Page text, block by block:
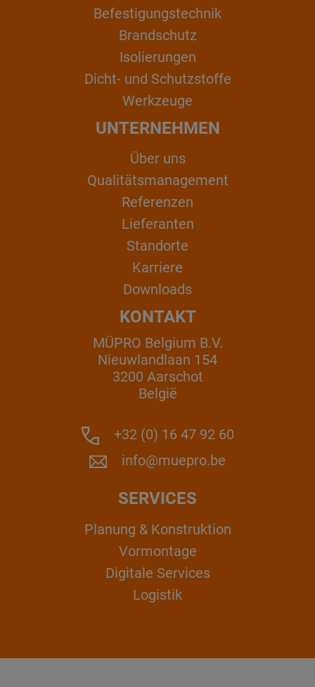
Befestigungstechnik
Brandschutz
Isolierungen
Dicht- und Schutzstoffe
Werkzeuge
UNTERNEHMEN
Über uns
Qualitätsmanagement
Referenzen
Lieferanten
Standorte
Karriere
Downloads
KONTAKT
MÜPRO Belgium B.V.
Nieuwlandlaan 154
3200 Aarschot
België
+32 (0) 16 47 92 60
info@muepro.be
SERVICES
Planung & Konstruktion
Vormontage
Digitale Services
Logistik